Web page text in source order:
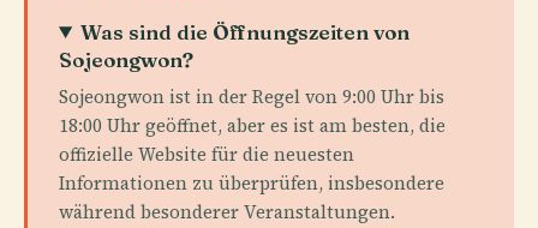
Was sind die Öffnungszeiten von
Sojeongwon?
Sojeongwon ist in der Regel von 9:00 Uhr bis
18:00 Uhr geöffnet, aber es ist am besten, die
offizielle Website für die neuesten
Informationen zu überprüfen, insbesondere
während besonderer Veranstaltungen.